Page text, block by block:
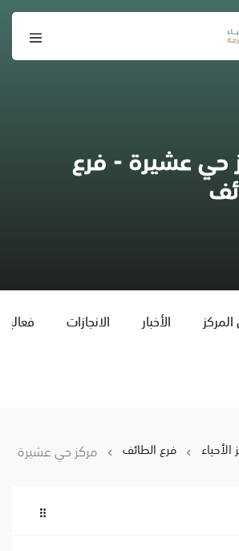
حي عشيرة - فرع
الأخبار الانجازات
فرع الطائف مركز حي عشيرة